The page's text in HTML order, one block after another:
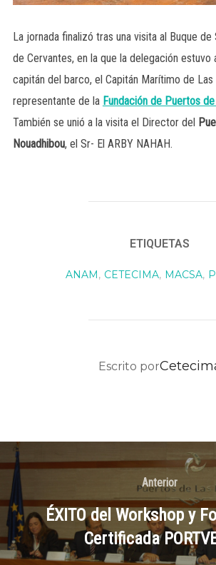
La jornada finalizó tras una visita al Buque de
de Cervantes, en la que la delegación estuvo
capitán del barco, el Capitán Marítimo de Las
representante de la Fundación de Puertos
También se unió a la visita el Director del
Nouadhibou, el Sr- El ARBY NAHAH.
ETIQUETAS
ANAM, CETECIMA, MACSA,
AUTOR DE LA
Escrito por
Anterior
ÉXITO del Workshop y
Certificada